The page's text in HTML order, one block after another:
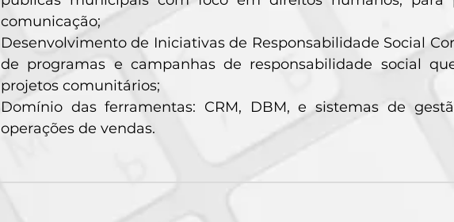
comunicação;
Desenvolvimento de Iniciativas de Responsabilidade Social
de programas e campanhas de responsabilidade social
projetos comunitários;
Domínio das ferramentas: CRM, DBM, e sistemas de
operações de vendas.